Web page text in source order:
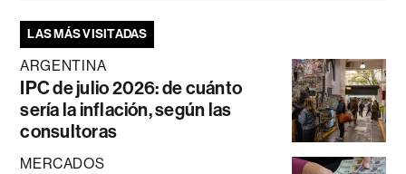
LAS MÁS VISITADAS
ARGENTINA
IPC de julio 2026: de cuánto
sería la inflación, según las
consultoras
MERCADOS